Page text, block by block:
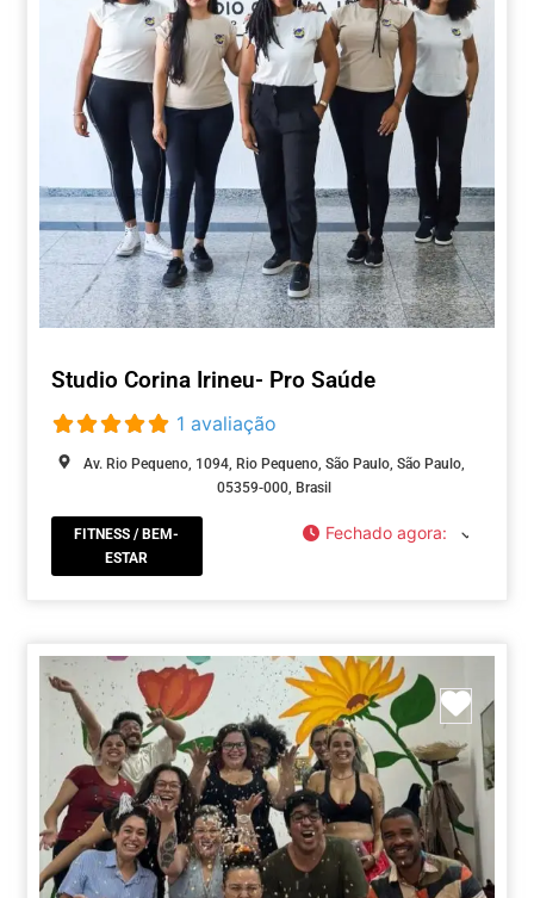
Studio Corina Irineu- Pro Saúde
1 avaliação
Av. Rio Pequeno, 1094, Rio Pequeno, São Paulo, São Paulo,
05359-000, Brasil
FITNESS / BEM-
ESTAR
Fechado agora: